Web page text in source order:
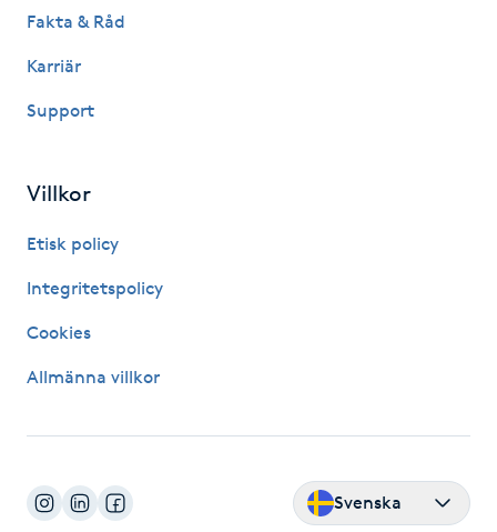
IPL
IPL hårborttagning
Katun fransar
Kemisk peeling
Keratinbehandling
Fakta & Råd
Karriär
Support
Villkor
Etisk policy
Integritetspolicy
Cookies
Allmänna villkor
Svenska